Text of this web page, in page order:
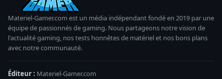
Materiel-Gamer.com est un média indépendant fondé en 2019 par une
équipe de passionnés de gaming. Nous partageons notre vision de
l'actualité gaming, nos tests honnêtes de matériel et nos bons plans
avec notre communauté.
Éditeur : Materiel-Gamer.com